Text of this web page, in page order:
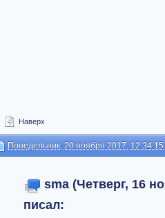
Наверх
Понедельник, 20 ноября 2017, 12:34:15
sma (Четверг, 16
писал: